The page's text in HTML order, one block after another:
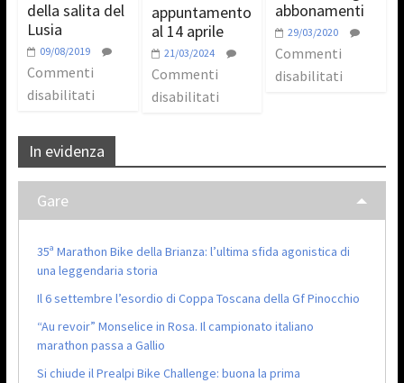
della salita del
Lusia
09/08/2019
Commenti
disabilitati
appuntamento
al 14 aprile
21/03/2024
Commenti
disabilitati
abbonamenti
29/03/2020
Commenti
disabilitati
In evidenza
Gare
35ª Marathon Bike della Brianza: l’ultima sfida agonistica di
una leggendaria storia
Il 6 settembre l’esordio di Coppa Toscana della Gf Pinocchio
“Au revoir” Monselice in Rosa. Il campionato italiano
marathon passa a Gallio
Si chiude il Prealpi Bike Challenge: buona la prima